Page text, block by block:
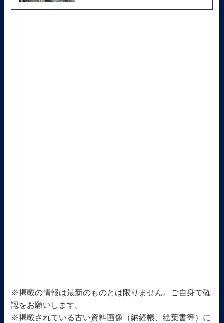
※掲載の情報は最新のものとは限りません。ご自身で確
認をお願いします。
※掲載されている古い資料画像（納経帳、絵葉書等）に